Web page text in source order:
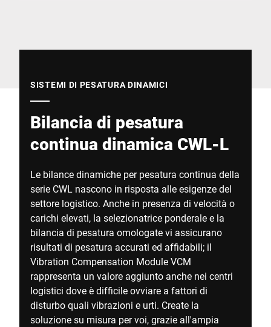
SISTEMI DI PESATURA DINAMICI
Bilancia di pesatura
continua dinamica CWL-L
Le bilance dinamiche per pesatura continua della
serie CWL nascono in risposta alle esigenze del
settore logistico. Anche in presenza di velocità o
carichi elevati, la selezionatrice ponderale e la
bilancia di pesatura omologate vi assicurano
risultati di pesatura accurati ed affidabili; il
Vibration Compensation Module VCM
rappresenta un valore aggiunto anche nei centri
logistici dove è difficile ovviare a fattori di
disturbo quali vibrazioni e urti. Create la
soluzione su misura per voi, grazie all'ampia